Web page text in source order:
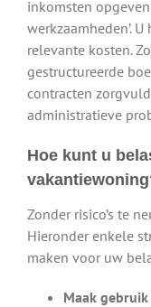
inkomsten
werkzaamheden’.
relevante kosten.
gestructureerde
contracten
administratieve
Hoe kunt u
Zonder risico’s te
Hieronder enkele
maken voor uw
Maak